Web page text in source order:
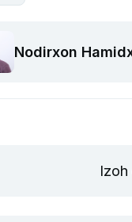
Nodirxon
Izoh